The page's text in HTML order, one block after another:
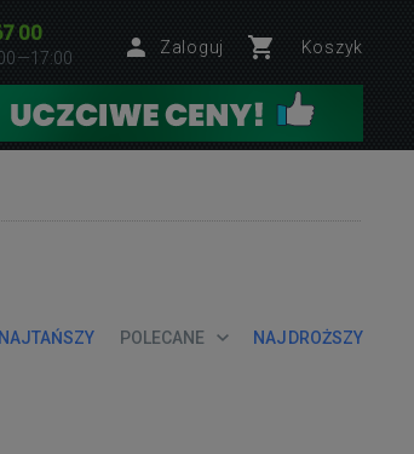
00
Zaloguj Koszyk
NAJTAŃSZY POLECANE NAJDROŻSZY